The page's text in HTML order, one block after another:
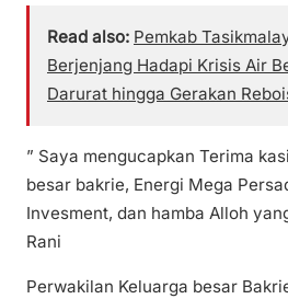
Read also: Pemkab
Berjenjang Hadapi Krisis Air
Darurat hingga Gerakan
” Saya mengucapkan Terima
besar bakrie, Energi Mega
Invesment, dan hamba Alloh
Rani
Perwakilan Keluarga besar